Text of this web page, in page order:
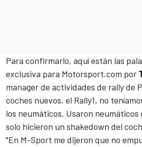
Para confirmarlo, aquí están las
exclusiva para Motorsport.com por
manager de actividades de rally de
coches nuevos, el Rally1, no
los neumáticos. Usaron neumáticos
solo hicieron un shakedown del
"En M-Sport me dijeron que no